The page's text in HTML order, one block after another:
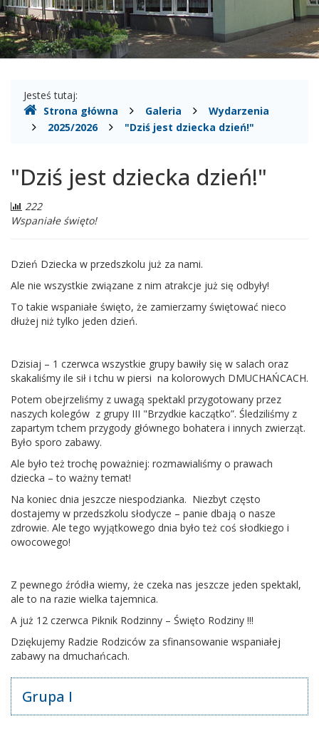
Gdzie
jesteśmy
Jesteś tutaj:
Strona główna
Galeria
Wydarzenia
2025/2026
"Dziś jest dziecka dzień!"
"Dziś jest dziecka dzień!"
Liczba
odwiedzających:
222
Wspaniałe święto!
Dzień Dziecka w przedszkolu już za nami.
Ale nie wszystkie związane z nim atrakcje już się odbyły!
To takie wspaniałe święto, że zamierzamy świętować nieco
dłużej niż tylko jeden dzień.
Dzisiaj – 1 czerwca wszystkie grupy bawiły się w salach oraz
skakaliśmy ile sił i tchu w piersi na kolorowych DMUCHAŃCACH.
Potem obejrzeliśmy z uwagą spektakl przygotowany przez
naszych kolegów z grupy III "Brzydkie kaczątko”. Śledziliśmy z
zapartym tchem przygody głównego bohatera i innych zwierząt.
Było sporo zabawy.
Ale było też trochę poważniej: rozmawialiśmy o prawach
dziecka – to ważny temat!
Na koniec dnia jeszcze niespodzianka. Niezbyt często
dostajemy w przedszkolu słodycze – panie dbają o nasze
zdrowie. Ale tego wyjątkowego dnia było też coś słodkiego i
owocowego!
Z pewnego źródła wiemy, że czeka nas jeszcze jeden spektakl,
ale to na razie wielka tajemnica.
A już 12 czerwca Piknik Rodzinny – Święto Rodziny !!!
Dziękujemy Radzie Rodziców za sfinansowanie wspaniałej
zabawy na dmuchańcach.
Grupa I